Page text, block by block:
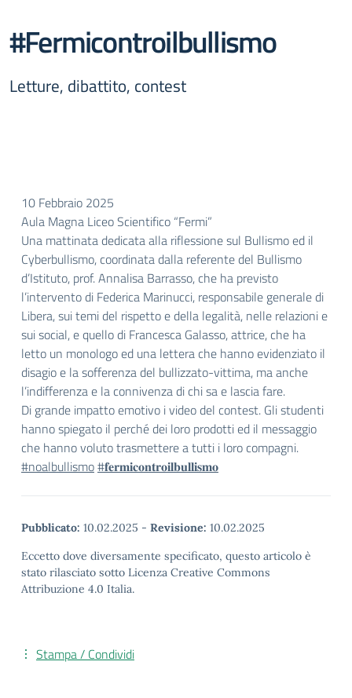
#Fermicontroilbullismo
Letture, dibattito, contest
10 Febbraio 2025
Aula Magna Liceo Scientifico “Fermi”
Una mattinata dedicata alla riflessione sul Bullismo ed il
Cyberbullismo, coordinata dalla referente del Bullismo
d’Istituto, prof. Annalisa Barrasso, che ha previsto
l’intervento di Federica Marinucci, responsabile generale di
Libera, sui temi del rispetto e della legalità, nelle relazioni e
sui social, e quello di Francesca Galasso, attrice, che ha
letto un monologo ed una lettera che hanno evidenziato il
disagio e la sofferenza del bullizzato-vittima, ma anche
l’indifferenza e la connivenza di chi sa e lascia fare.
Di grande impatto emotivo i video del contest. Gli studenti
hanno spiegato il perché dei loro prodotti ed il messaggio
che hanno voluto trasmettere a tutti i loro compagni.
#noalbullismo#𝐟𝐞𝐫𝐦𝐢𝐜𝐨𝐧𝐭𝐫𝐨𝐢𝐥𝐛𝐮𝐥𝐥𝐢𝐬𝐦𝐨
Pubblicato: 10.02.2025 - Revisione: 10.02.2025
Eccetto dove diversamente specificato, questo articolo è
stato rilasciato sotto Licenza Creative Commons
Attribuzione 4.0 Italia.
Stampa / Condividi